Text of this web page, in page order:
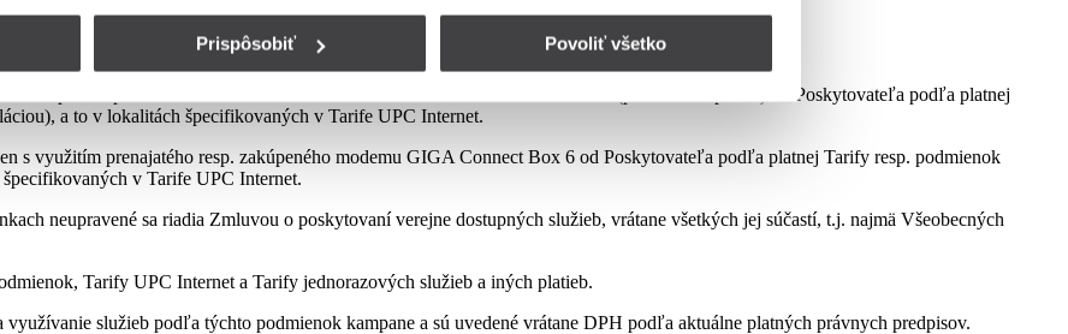
Prispôsobiť Povoliť všetko
modemu od Poskytovateľa podľa platnej Tarify resp. podmienok aktuálne platnej kampane.
resp. zakúpeného modemu GIGA ConnectBox alebo GIGA Connect Box 6 (podľa dostupnosti) od Poskytovateľa podľa platnej
a to v lokalitách špecifikovaných v Tarife UPC Internet.
s využitím prenajatého resp. zakúpeného modemu GIGA Connect Box 6 od Poskytovateľa podľa platnej Tarify resp. podmienok
v Tarife UPC Internet.
neupravené sa riadia Zmluvou o poskytovaní verejne dostupných služieb, vrátane všetkých jej súčastí, t.j. najmä Všeobecných
Tarify UPC Internet a Tarify jednorazových služieb a iných platieb.
služieb podľa týchto podmienok kampane a sú uvedené vrátane DPH podľa aktuálne platných právnych predpisov.